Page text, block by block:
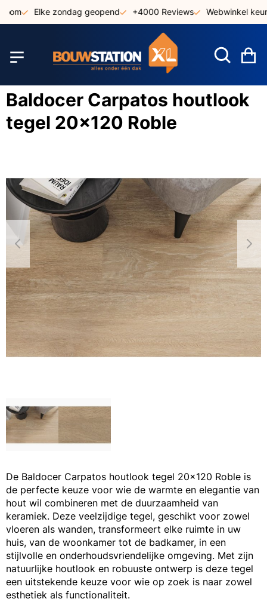
naar
Elke zondag geopend +4000 Reviews Webwinkel
Baldocer Carpatos houtlook
tegel 20x120 Roble
De Baldocer Carpatos houtlook tegel 20x120 Roble is
de perfecte keuze voor wie de warmte en elegantie van
hout wil combineren met de duurzaamheid van
keramiek. Deze veelzijdige tegel, geschikt voor zowel
vloeren als wanden, transformeert elke ruimte in uw
huis, van de woonkamer tot de badkamer, in een
stijlvolle en onderhoudsvriendelijke omgeving. Met zijn
natuurlijke houtlook en robuuste ontwerp is deze tegel
een uitstekende keuze voor wie op zoek is naar zowel
esthetiek als functionaliteit.